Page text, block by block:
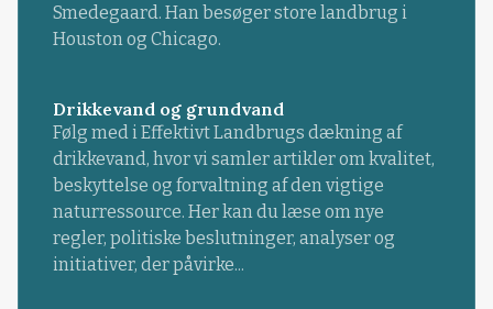
Smedegaard. Han besøger store landbrug i
Houston og Chicago.
Drikkevand og grundvand
Følg med i Effektivt Landbrugs dækning af
drikkevand, hvor vi samler artikler om kvalitet,
beskyttelse og forvaltning af den vigtige
naturressource. Her kan du læse om nye
regler, politiske beslutninger, analyser og
initiativer, der påvirke...